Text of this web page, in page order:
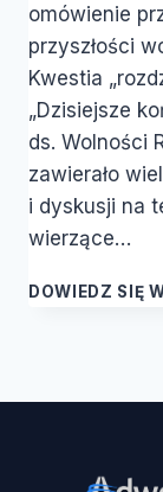
omówienie
przyszłości
Kwestia
„Dzisiejsze
ds. Wolności
zawierało
i dyskusji na
wierzące…
DOWIEDZ SIĘ